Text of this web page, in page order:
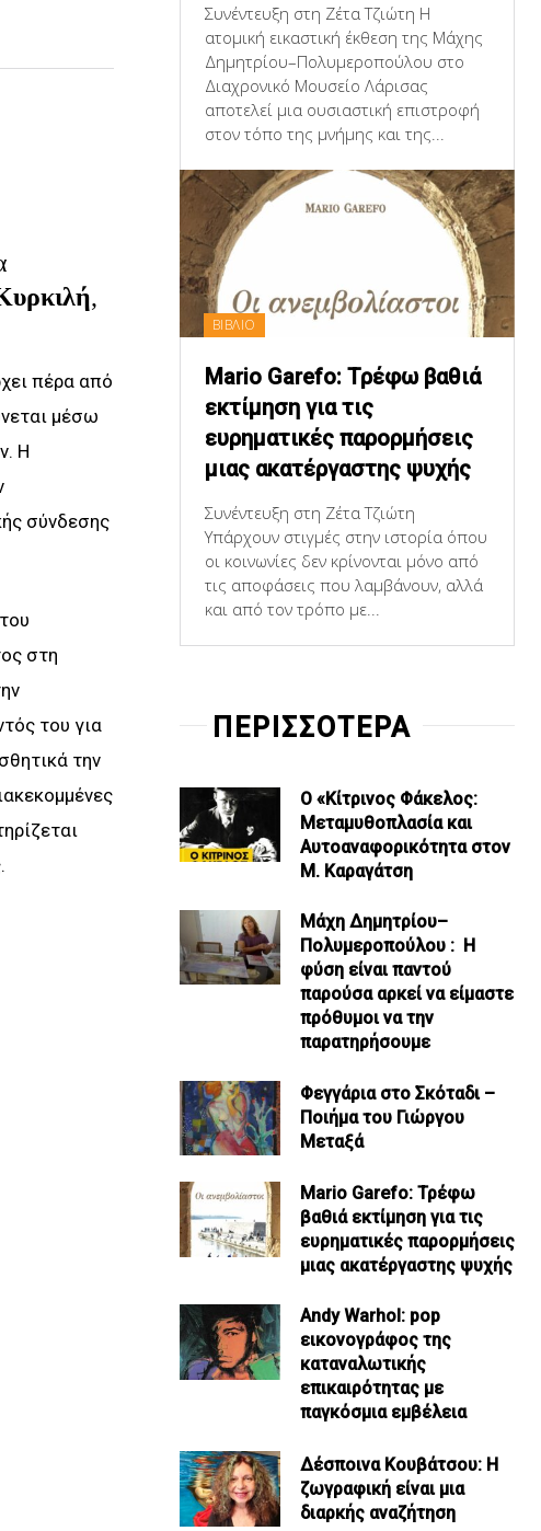
,
πέρα από
μέσω
Η
σύνδεσης
στη
του για
την
Συνέντευξη στη Ζέτα Τζιώτη Η
ατομική εικαστική έκθεση της Μάχης
Δημητρίου–Πολυμεροπούλου στο
Διαχρονικό Μουσείο Λάρισας
αποτελεί μια ουσιαστική επιστροφή
στον τόπο της μνήμης και της...
ΒΙΒΛΙΟ
Mario Garefo: Τρέφω βαθιά
εκτίμηση για τις
ευρηματικές παρορμήσεις
μιας ακατέργαστης ψυχής
Συνέντευξη στη Ζέτα Τζιώτη
Υπάρχουν στιγμές στην ιστορία όπου
οι κοινωνίες δεν κρίνονται μόνο από
τις αποφάσεις που λαμβάνουν, αλλά
και από τον τρόπο με...
ΠΕΡΙΣΣΟΤΕΡΑ
Ο «Κίτρινος Φάκελος:
Μεταμυθοπλασία και
Αυτοαναφορικότητα στον
Μ. Καραγάτση
Μάχη Δημητρίου–
Πολυμεροπούλου : Η
φύση είναι παντού
παρούσα αρκεί να είμαστε
πρόθυμοι να την
παρατηρήσουμε
Φεγγάρια στο Σκόταδι –
Ποιήμα του Γιώργου
Μεταξά
Mario Garefo: Τρέφω
βαθιά εκτίμηση για τις
ευρηματικές παρορμήσεις
μιας ακατέργαστης ψυχής
Andy Warhol: pop
εικονογράφος της
καταναλωτικής
επικαιρότητας με
παγκόσμια εμβέλεια
Δέσποινα Κουβάτσου: Η
ζωγραφική είναι μια
διαρκής αναζήτηση